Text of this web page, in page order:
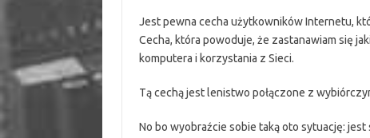
ciąg
dalszy”
Jest pewna cecha użytkowników Internetu,
Cecha, która powoduje, że zastanawiam się
komputera i korzystania z Sieci.
Tą cechą jest lenistwo połączone z
No bo wyobraźcie sobie taką oto sytuację: